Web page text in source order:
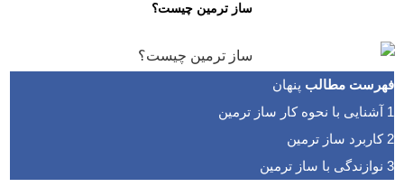
ساز ترمین چیست؟
فهرست مطالب پنهان
1 آشنایی با نحوه کار ساز ترمین
2 کاربرد ساز ترمین
3 نوازندگی با ساز ترمین